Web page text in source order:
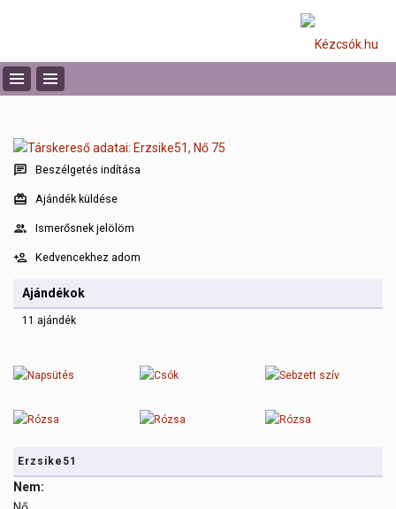
Beszélgetés indítása
Ajándék küldése
Ismerősnek jelölöm
Kedvencekhez adom
Ajándékok
11 ajándék
Erzsike51
Nem: